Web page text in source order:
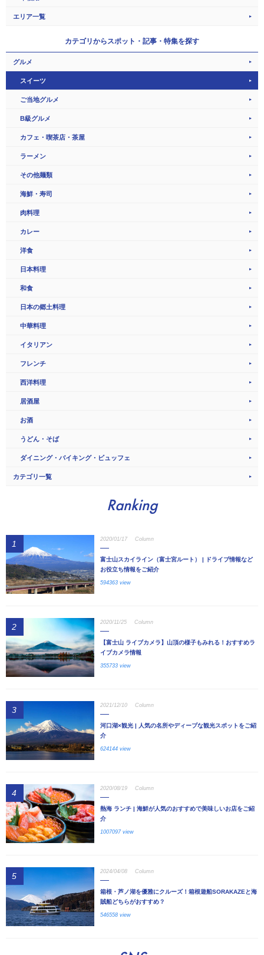
エリア一覧
カテゴリからスポット・記事・特集を探す
グルメ
スイーツ
ご当地グルメ
B級グルメ
カフェ・喫茶店・茶屋
ラーメン
その他麺類
海鮮・寿司
肉料理
カレー
洋食
日本料理
和食
日本の郷土料理
中華料理
イタリアン
フレンチ
西洋料理
居酒屋
お酒
うどん・そば
ダイニング・バイキング・ビュッフェ
カテゴリ一覧
Ranking
1 2020/01/17 Column
富士山スカイライン（富士宮ルート） | ドライブ情報など
お役立ち情報をご紹介
594363 view
2 2020/11/25 Column
【富士山 ライブカメラ】山頂の様子もみれる！おすすめラ
イブカメラ情報
355733 view
3 2021/12/10 Column
河口湖×観光 | 人気の名所やディープな観光スポットをご紹
介
624144 view
4 2020/08/19 Column
熱海 ランチ | 海鮮が人気のおすすめで美味しいお店をご紹
介
1007097 view
5 2024/04/08 Column
箱根・芦ノ湖を優雅にクルーズ！箱根遊船SORAKAZEと海
賊船どちらがおすすめ？
546558 view